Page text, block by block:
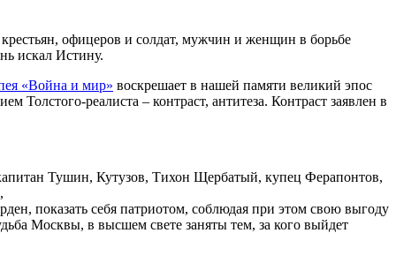
офицеров и солдат, мужчин и женщин в борьбе
искал Истину.
«Война и мир» воскрешает в нашей памяти великий эпос
реалиста – контраст, антитеза. Контраст заявлен в
Тушин, Кутузов, Тихон Щербатый, купец Ферапонтов,
показать себя патриотом, соблюдая при этом свою выгоду
Москвы, в высшем свете заняты тем, за кого выйдет